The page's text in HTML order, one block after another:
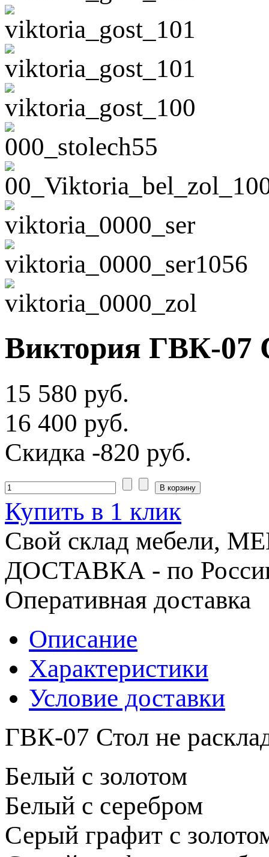
Виктория ГВК-07
15 580 руб.
16 400 руб.
Скидка -820 руб.
Купить в 1 клик
Свой склад мебели,
ДОСТАВКА - по
Оперативная доставка
Описание
Характеристики
Условие доставки
ГВК-07 Стол не
Белый с золотом
Белый с серебром
Серый графит с